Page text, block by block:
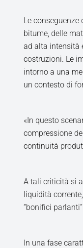
Le
bitume, delle
ad alta intensità
costruzioni. Le
intorno a una
un contesto di
«In questo
compressione
continuità
A tali criticità si
liquidità
“bonifici
In una fase